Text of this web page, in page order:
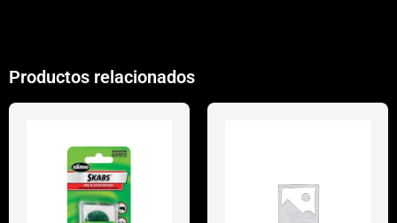
Productos relacionados